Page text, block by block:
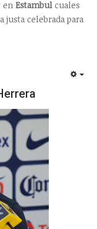
en Estambul cuales
justa celebrada para